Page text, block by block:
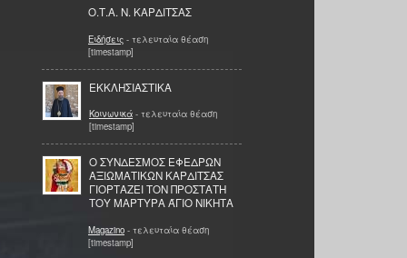
Ο.Τ.Α. Ν. ΚΑΡΔΙΤΣΑΣ
Ειδήσεις - τελευταία θέαση
[timestamp]
ΕΚΚΛΗΣΙΑΣΤΙΚΑ
Κοινωνικά - τελευταία θέαση
[timestamp]
Ο ΣΥΝΔΕΣΜΟΣ ΕΦΕΔΡΩΝ
ΑΞΙΩΜΑΤΙΚΩΝ ΚΑΡΔΙΤΣΑΣ
ΓΙΟΡΤΑΖΕΙ ΤΟΝ ΠΡΟΣΤΑΤΗ
ΤΟΥ ΜΑΡΤΥΡΑ ΆΓΙΟ ΝΙΚΗΤΑ
Magazino - τελευταία θέαση
[timestamp]